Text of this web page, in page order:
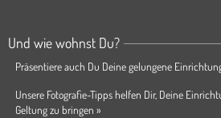
Und wie wohnst Du?
Präsentiere auch Du Deine gelungene
Unsere Fotografie-Tipps helfen Dir, Deine
Geltung zu bringen »